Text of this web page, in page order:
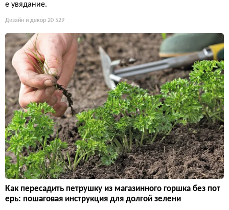
е увядание.
Дизайн и декор 20 529
Как пересадить петрушку из магазинного горшка без пот
ерь: пошаговая инструкция для долгой зелени